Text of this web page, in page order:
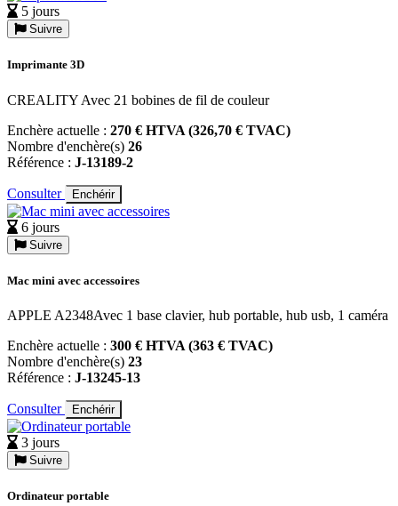
5 jours
Suivre
Imprimante 3D
CREALITY Avec 21 bobines de fil de couleur
Enchère actuelle : 270 € HTVA (326,70 € TVAC)
Nombre d'enchère(s) 26
Référence : J-13189-2
Consulter Enchérir
6 jours
Suivre
Mac mini avec accessoires
APPLE A2348Avec 1 base clavier, hub portable, hub usb, 1 caméra
Enchère actuelle : 300 € HTVA (363 € TVAC)
Nombre d'enchère(s) 23
Référence : J-13245-13
Consulter Enchérir
3 jours
Suivre
Ordinateur portable